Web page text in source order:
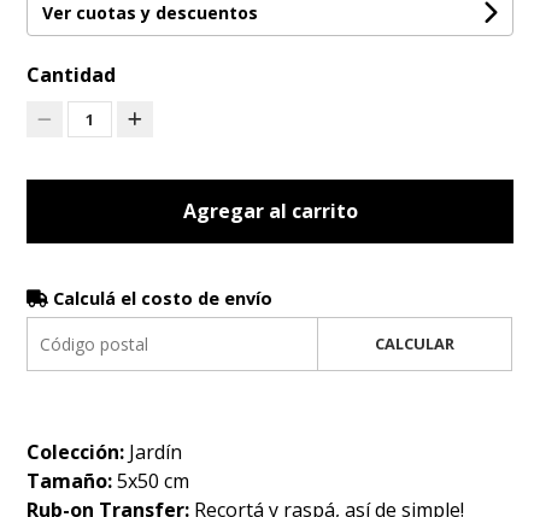
Ver cuotas y descuentos
Cantidad
1
Agregar al carrito
Calculá el costo de envío
CALCULAR
Colección: Jardín
Tamaño:5x50 cm
Rub-on Transfer: Recortá y raspá, así de simple!